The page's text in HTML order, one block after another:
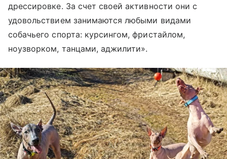
дрессировке. За счет своей активности они с
удовольствием занимаются любыми видами
собачьего спорта: курсингом, фристайлом,
ноузворком, танцами, аджилити».